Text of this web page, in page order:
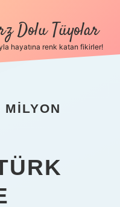
Dolu Tüyolar
hayatına renk katan fikirler!